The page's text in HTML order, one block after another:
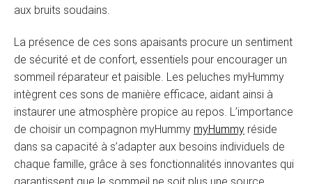
aux bruits soudains.
La présence de ces sons apaisants procure un sentiment
de sécurité et de confort, essentiels pour encourager un
sommeil réparateur et paisible. Les peluches myHummy
intègrent ces sons de manière efficace, aidant ainsi à
instaurer une atmosphère propice au repos. L’importance
de choisir un compagnon myHummy myHummy réside
dans sa capacité à s’adapter aux besoins individuels de
chaque famille, grâce à ses fonctionnalités innovantes qui
garantissent que le sommeil ne soit plus une source